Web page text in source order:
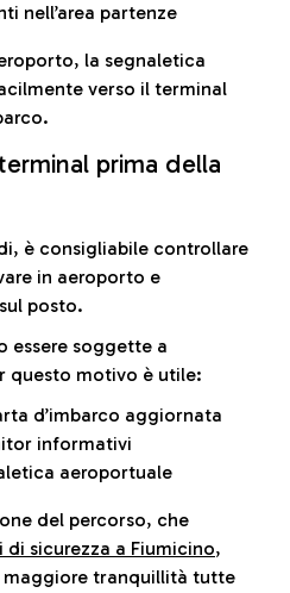
nell’area partenze
la segnaletica
verso il terminal
prima della
è consigliabile controllare
in aeroporto e
posto.
essere soggette a
questo motivo è utile:
d’imbarco aggiornata
informativi
aeroportuale
del percorso, che
sicurezza a Fiumicino,
maggiore tranquillità tutte